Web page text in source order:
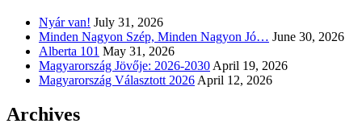
Nyár van! July 31, 2026
Minden Nagyon Szép, Minden Nagyon Jó… June 30, 2026
Alberta 101 May 31, 2026
Magyarország Jövője: 2026-2030 April 19, 2026
Magyarország Választott 2026 April 12, 2026
Archives